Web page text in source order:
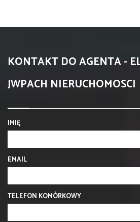
KONTAKT DO AGENTA -
JWPACH NIERUCHOMOSCI
IMIĘ
EMAIL
TELEFON KOMÓRKOWY